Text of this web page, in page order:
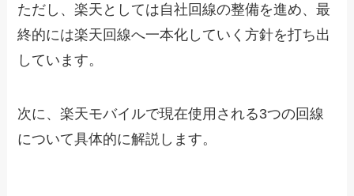
ただし、楽天としては自社回線の整備を進め、最
終的には楽天回線へ一本化していく方針を打ち出
しています。
次に、楽天モバイルで現在使用される3つの回線
について具体的に解説します。